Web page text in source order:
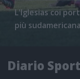
L'Iglesias coi
più sudamericana
Diario